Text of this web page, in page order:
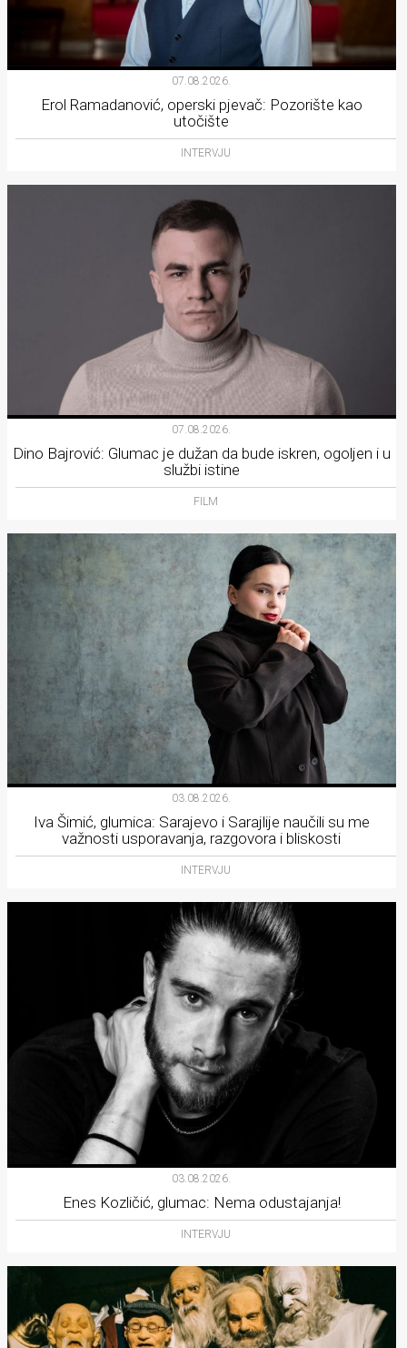
07.08.2026.
Erol Ramadanović, operski pjevač: Pozorište kao
utočište
INTERVJU
07.08.2026.
Dino Bajrović: Glumac je dužan da bude iskren, ogoljen i u
službi istine
FILM
03.08.2026.
Iva Šimić, glumica: Sarajevo i Sarajlije naučili su me
važnosti usporavanja, razgovora i bliskosti
INTERVJU
03.08.2026.
Enes Kozličić, glumac: Nema odustajanja!
INTERVJU